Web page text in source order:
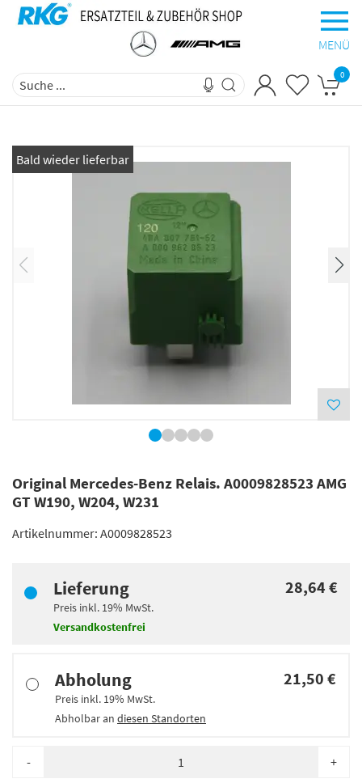
MENÜ
0
Bald wieder lieferbar
Original Mercedes-Benz Relais. A0009828523 AMG
GT W190, W204, W231
Artikelnummer: A0009828523
Lieferung
Preis inkl. 19% MwSt.
Versandkostenfrei
28,64 €
Abholung
Preis inkl. 19% MwSt.
Abholbar an diesen Standorten
21,50 €
- +